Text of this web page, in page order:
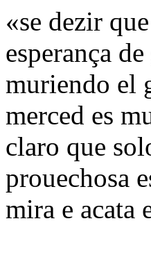
«se dezir
esperança
muriendo el
merced es
claro que
prouechosa
mira e acata